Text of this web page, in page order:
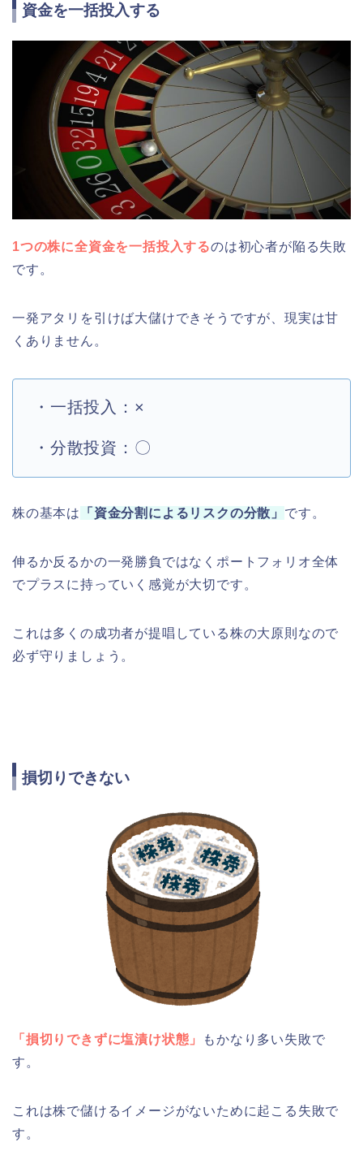
資金を一括投入する
1つの株に全資金を一括投入するのは初心者が陥る失敗
です。
一発アタリを引けば大儲けできそうですが、現実は甘
くありません。
・一括投入：×
・分散投資：〇
株の基本は 「資金分割によるリスクの分散」 です。
伸るか反るかの一発勝負ではなくポートフォリオ全体
でプラスに持っていく感覚が大切です。
これは多くの成功者が提唱している株の大原則なので
必ず守りましょう。
損切りできない
「損切りできずに塩漬け状態」
もかなり多い失敗で
す。
これは株で儲けるイメージがないために起こる失敗で
す。